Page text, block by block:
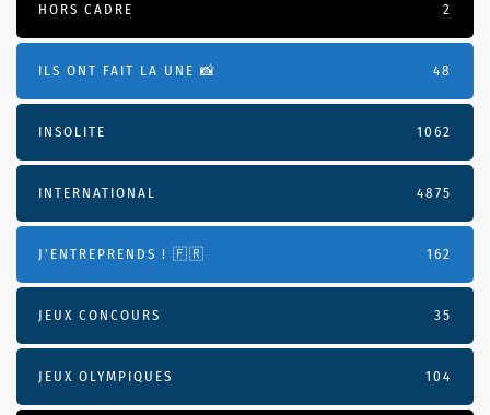
HORS CADRE 2
ILS ONT FAIT LA UNE 📸 48
INSOLITE 1062
INTERNATIONAL 4875
J'ENTREPRENDS ! 🇫🇷 162
JEUX CONCOURS 35
JEUX OLYMPIQUES 104